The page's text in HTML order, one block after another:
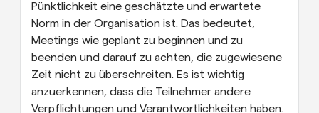
Pünktlichkeit eine geschätzte und erwartete
Norm in der Organisation ist. Das bedeutet,
Meetings wie geplant zu beginnen und zu
beenden und darauf zu achten, die zugewiesene
Zeit nicht zu überschreiten. Es ist wichtig
anzuerkennen, dass die Teilnehmer andere
Verpflichtungen und Verantwortlichkeiten haben.